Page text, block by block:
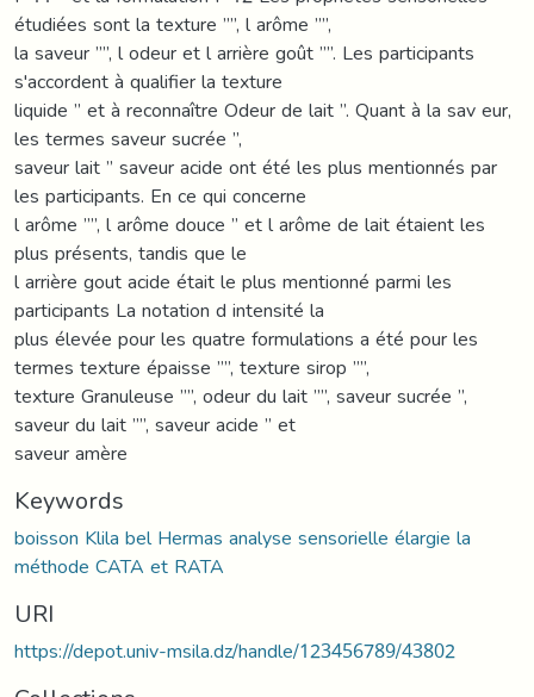
étudiées sont la texture ’’’’, l arôme ’’’’,
la saveur ’’’’, l odeur et l arrière goût ’’’’. Les participants
s'accordent à qualifier la texture
liquide ’’ et à reconnaître Odeur de lait ’’. Quant à la sav eur,
les termes saveur sucrée ’’,
saveur lait ’’ saveur acide ont été les plus mentionnés par
les participants. En ce qui concerne
l arôme ’’’’, l arôme douce ’’ et l arôme de lait étaient les
plus présents, tandis que le
l arrière gout acide était le plus mentionné parmi les
participants La notation d intensité la
plus élevée pour les quatre formulations a été pour les
termes texture épaisse ’’’’, texture sirop ’’’’,
texture Granuleuse ’’’’, odeur du lait ’’’’, saveur sucrée ’’,
saveur du lait ’’’’, saveur acide ’’ et
saveur amère
Keywords
boisson Klila bel Hermas analyse sensorielle élargie la
méthode CATA et RATA
URI
https://depot.univ-msila.dz/handle/123456789/43802